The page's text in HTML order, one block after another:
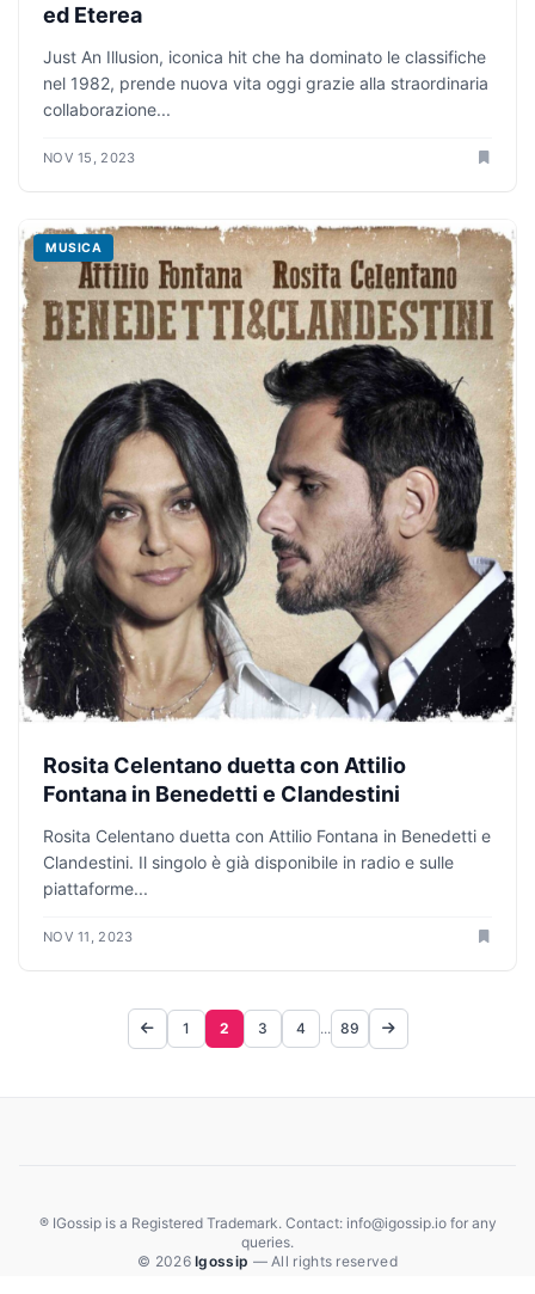
ed Eterea
Just An Illusion, iconica hit che ha dominato le classifiche
nel 1982, prende nuova vita oggi grazie alla straordinaria
collaborazione...
NOV 15, 2023
MUSICA
Rosita Celentano duetta con Attilio
Fontana in Benedetti e Clandestini
Rosita Celentano duetta con Attilio Fontana in Benedetti e
Clandestini. Il singolo è già disponibile in radio e sulle
piattaforme...
NOV 11, 2023
1 2 3 4 ... 89
® IGossip is a Registered Trademark. Contact: info@igossip.io for any
queries.
© 2026Igossip — All rights reserved